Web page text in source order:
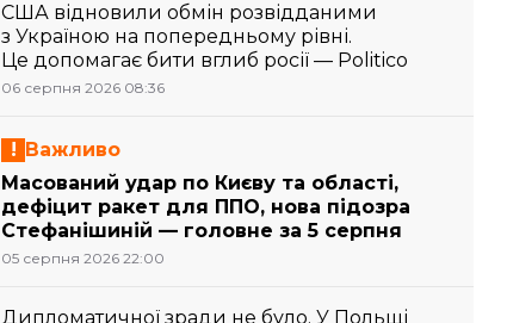
США відновили обмін розвідданими
з Україною на попередньому рівні.
Це допомагає бити вглиб росії — Politico
06 серпня 2026 08:36
Важливо
Масований удар по Києву та області,
дефіцит ракет для ППО, нова підозра
Стефанішиній — головне за 5 серпня
05 серпня 2026 22:00
Дипломатичної зради не було. У Польщі